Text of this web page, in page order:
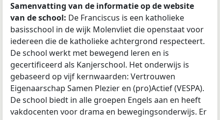
Samenvatting van de informatie op de website
van de school: De Franciscus is een katholieke
basisschool in de wijk Molenvliet die openstaat voor
iedereen die de katholieke achtergrond respecteert.
De school werkt met bewegend leren en is
gecertificeerd als Kanjerschool. Het onderwijs is
gebaseerd op vijf kernwaarden: Vertrouwen
Eigenaarschap Samen Plezier en (pro)Actief (VESPA).
De school biedt in alle groepen Engels aan en heeft
vakdocenten voor drama en bewegingsonderwijs. Er